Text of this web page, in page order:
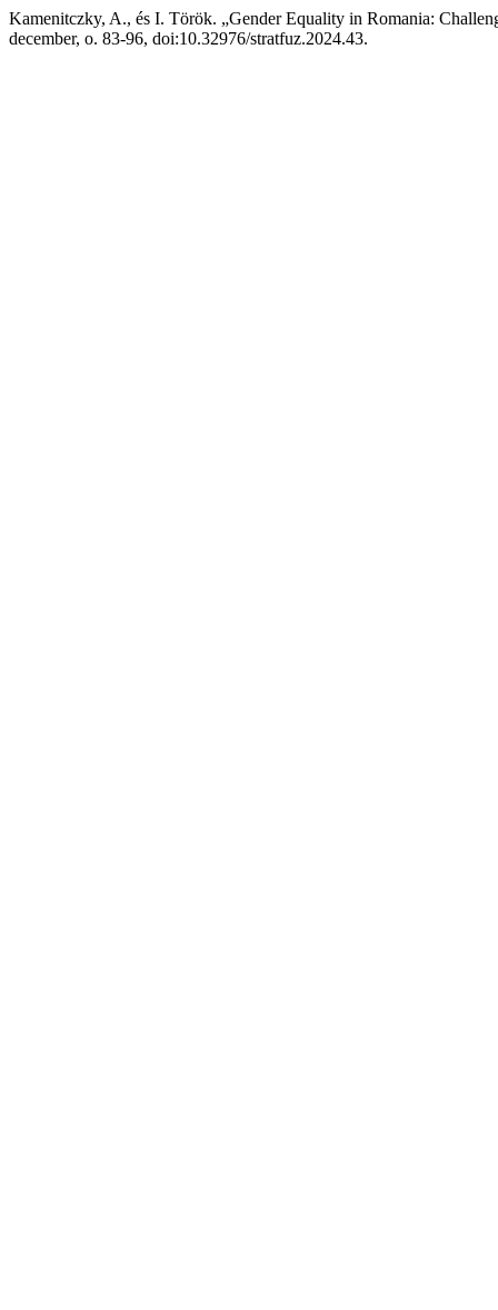
Kamenitczky, A., és I. Török. „Gender Equality in Romania:
december, o. 83-96, doi:10.32976/stratfuz.2024.43.